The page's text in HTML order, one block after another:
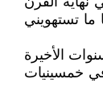
تستهويني
الأخيرة
خمسينيات